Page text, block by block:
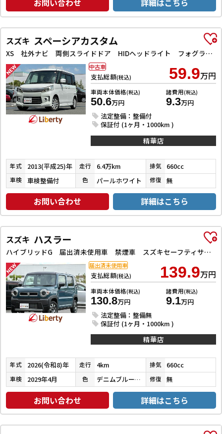
お問い合わせ 詳細はこちら
スズキ スペーシアカスタム
XS 社外ナビ 両側スライドドア HIDヘッドライト フォグライト スマートキー プッシュスタート 電動格納ミラー オートエアコン 純正アルミホイール
支払総額(税込) 59.9万円
車両本体価格(税込)
50.6万円
諸費用(税込)
9.3万円
法定整備：整備付
保証付 (1ヶ月・1000km )
中古車
精華店
年式 2013(平成25)年 走行 6.4万km 排気 660cc
車検 車検整備付 色 パールホワイト 修復 無
お問い合わせ 詳細はこちら
スズキ ハスラー
ハイブリッドG 届出済未使用車 禁煙車 スズキセーフティサポート アダプティブクルーズコントロール LEDヘッドライト スマートキー プッシュスタート アイドリングストップ 前席シートヒーター ステアリングスイッチ
支払総額(税込) 139.9万円
車両本体価格(税込)
130.8万円
諸費用(税込)
9.1万円
法定整備：整備無
保証付 (1ヶ月・1000km )
届出済未使用車
精華店
年式 2026(令和8)年 走行 4km 排気 660cc
車検 2029年4月 色 デニムブルーメタリックガンメタリック２Ｔ 修復 無
お問い合わせ 詳細はこちら